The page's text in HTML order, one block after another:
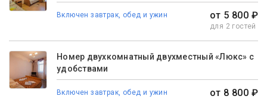
Включен завтрак, обед и ужин от 5 800 ₽
для 2 гостей
Номер двухкомнатный двухместный «Люкс» с
удобствами
Включен завтрак, обед и ужин от 8 800 ₽